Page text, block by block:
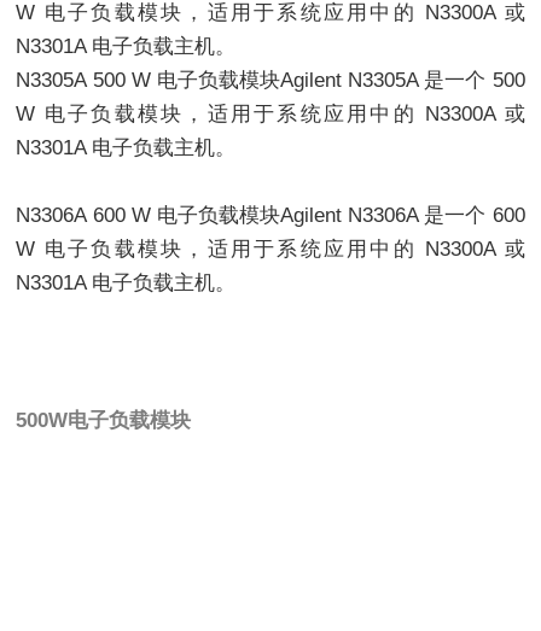
W 电子负载模块，适用于系统应用中的 N3300A 或
N3301A 电子负载主机。
N3305A 500 W 电子负载模块Agilent N3305A 是一个 500
W 电子负载模块，适用于系统应用中的 N3300A 或
N3301A 电子负载主机。
N3306A 600 W 电子负载模块Agilent N3306A 是一个 600
W 电子负载模块，适用于系统应用中的 N3300A 或
N3301A 电子负载主机。
500W电子负载模块